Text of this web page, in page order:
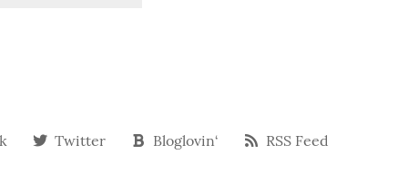
Twitter Bloglovin‘ RSS Feed